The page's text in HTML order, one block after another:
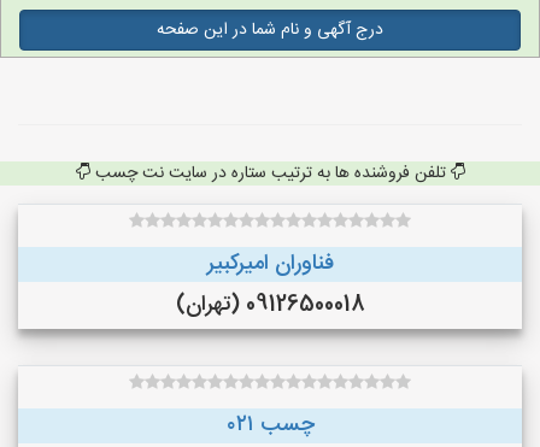
درج آگهی و نام شما در این صفحه
تلفن فروشنده ها به ترتیب ستاره در سایت نت چسب
فناوران امیرکبیر
09126500018 (تهران)
چسب ۰۲۱